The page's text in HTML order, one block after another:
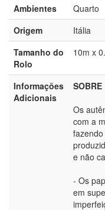
Ambientes
Quarto
Origem
Itália
Tamanho do
Rolo
10m x
Informações
Adicionais
SOBRE
Os
com a
e não
- Os
em